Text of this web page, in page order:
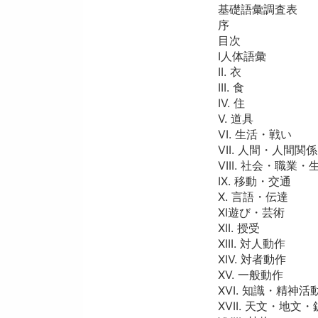
基礎語彙調査表
序
目次
I人体語彙
II. 衣
III. 食
IV. 住
V. 道具
VI. 生活・戦い
VII. 人間・人間関係
VIII. 社会・職業・
IX. 移動・交通
X. 言語・伝達
XI遊び・芸術
XII. 授受
XIII. 対人動作
XIV. 対者動作
XV. 一般動作
XVI. 知識・精神活
XVII. 天文・地文・